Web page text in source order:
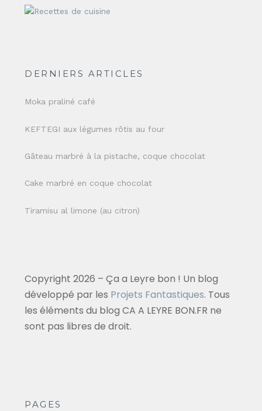
DERNIERS ARTICLES
Moka praliné café
KEFTEGI aux légumes rôtis au four
Gâteau marbré à la pistache, coque chocolat
Cake marbré en coque chocolat
Tiramisu al limone (au citron)
Copyright 2026 – Ça a Leyre bon ! Un blog
développé par les Projets Fantastiques. Tous
les éléments du blog CA A LEYRE BON.FR ne
sont pas libres de droit.
PAGES